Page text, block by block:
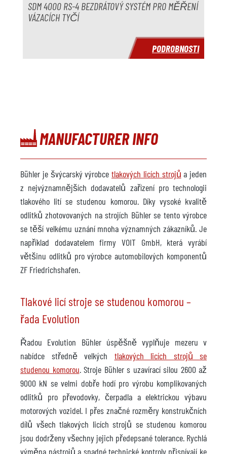
Cena
SDM 4000 RS-4 BEZDRÁTOVÝ SYSTÉM PRO MĚŘENÍ
VÁZACÍCH TYČÍ
PODROBNOSTI
MANUFACTURER INFO
Bühler je švýcarský výrobce tlakových licích strojů a jeden
z nejvýznamnějších dodavatelů zařízení pro technologii
tlakového lití se studenou komorou. Díky vysoké kvalitě
odlitků zhotovovaných na strojích Bühler se tento výrobce
se těší velkému uznání mnoha významných zákazníků. Je
například dodavatelem firmy VOIT GmbH, která vyrábí
většinu odlitků pro výrobce automobilových komponentů
ZF Friedrichshafen.
Tlakové licí stroje se studenou komorou –
řada Evolution
Řadou Evolution Bühler úspěšně vyplňuje mezeru v
nabídce středně velkých tlakových licích strojů se
studenou komorou. Stroje Bühler s uzavírací silou 2600 až
9000 kN se velmi dobře hodí pro výrobu komplikovaných
odlitků pro převodovky, čerpadla a elektrickou výbavu
motorových vozidel. I přes značné rozměry konstrukčních
dílů všech tlakových licích strojů se studenou komorou
jsou dodrženy všechny jejich předepsané tolerance. Rychlá
výměna nástrojů a snadné technické kontroly přispívají ke